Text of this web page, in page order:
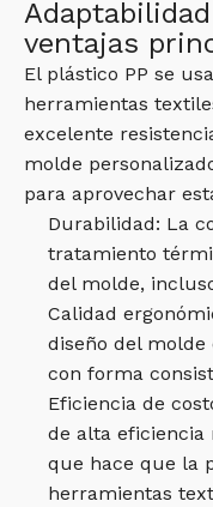
ventajas
El plástico PP se
herramientas
excelente
molde
para aprovechar
Durabilidad: La
tratamiento
del molde,
Calidad
diseño del
con forma
Eficiencia de
de alta eficiencia
que hace que la
herramientas